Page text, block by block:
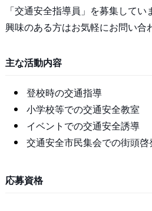
「交通安全指導員」を募集してい
興味のある方はお気軽にお問い合
主な活動内容
登校時の交通指導
小学校等での交通安全教室
イベントでの交通安全誘導
交通安全市民集会での街頭啓
応募資格